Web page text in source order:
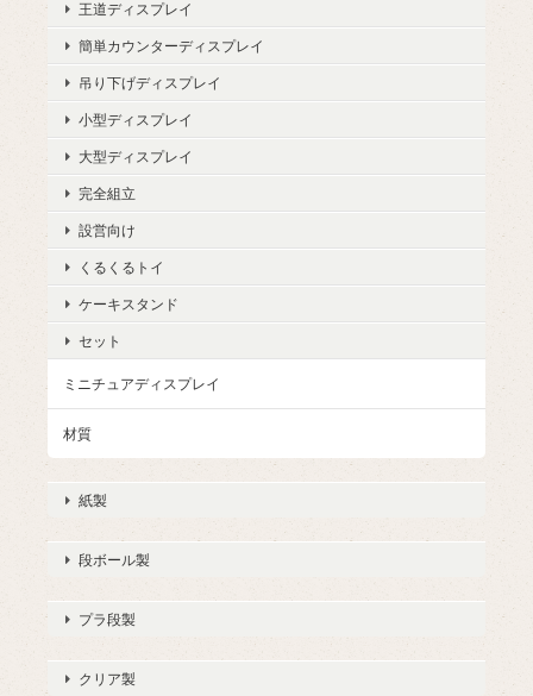
王道ディスプレイ
簡単カウンターディスプレイ
吊り下げディスプレイ
小型ディスプレイ
大型ディスプレイ
完全組立
設営向け
くるくるトイ
ケーキスタンド
セット
ミニチュアディスプレイ
材質
紙製
段ボール製
プラ段製
クリア製